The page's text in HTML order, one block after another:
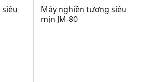
Máy nghiền tương siêu
mịn JM-80